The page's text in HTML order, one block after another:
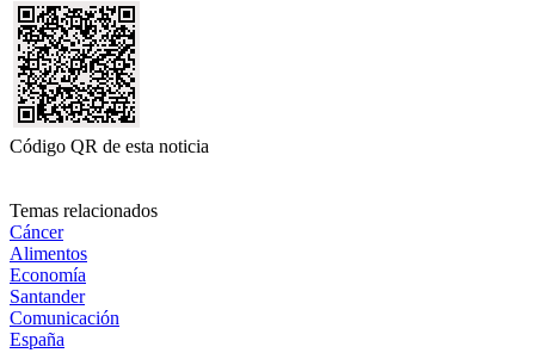
Código QR de esta noticia
Temas relacionados
Cáncer
Alimentos
Economía
Santander
Comunicación
España